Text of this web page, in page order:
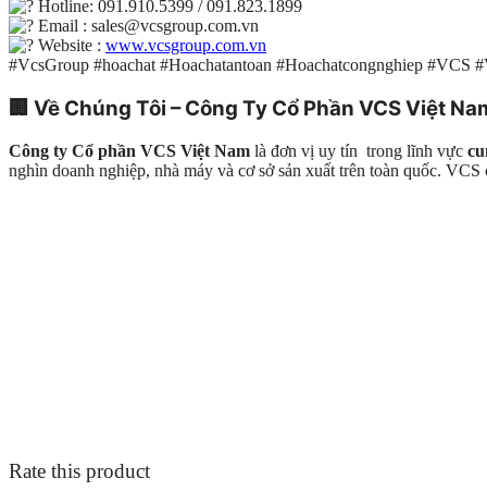
Hotline: 091.910.5399 / 091.823.1899
Email : sales@vcsgroup.com.vn
Website : www.vcsgroup.com.vn
#VcsGroup #hoachat #Hoachatantoan #Hoachatcongnghiep #VCS
🏢 Về Chúng Tôi – Công Ty Cổ Phần VCS Việt
Công ty Cổ phần VCS Việt Nam là đơn vị uy tín trong lĩnh vực
nghìn doanh nghiệp, nhà máy và cơ sở sản xuất trên toàn quốc.
Rate this product